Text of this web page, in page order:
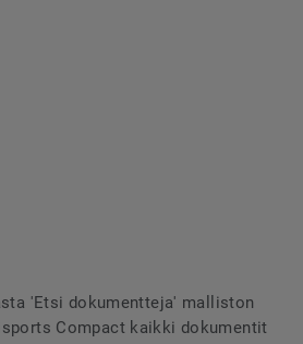
'Etsi dokumentteja' malliston
Compact kaikki dokumentit